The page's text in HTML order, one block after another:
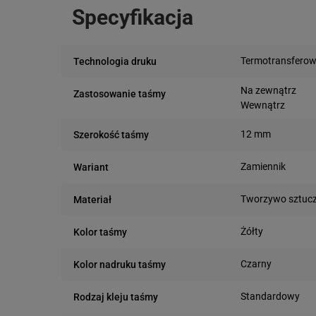
Specyfikacja
Technologia druku
Zastosowanie taśmy
Na zewnątrz
Wewnątrz
Szerokość taśmy 12 mm
Wariant Zamiennik
Materiał Tworzywo
Kolor taśmy Żółty
Kolor nadruku taśmy Czarny
Rodzaj kleju taśmy Standardowy